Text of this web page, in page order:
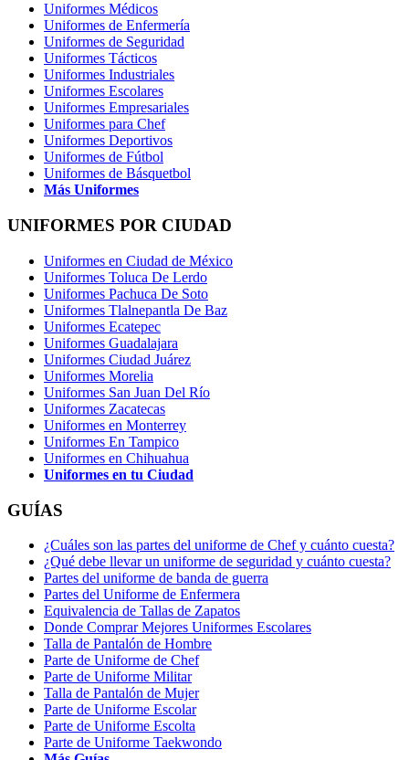
Uniformes Médicos
Uniformes de Enfermería
Uniformes de Seguridad
Uniformes Tácticos
Uniformes Industriales
Uniformes Escolares
Uniformes Empresariales
Uniformes para Chef
Uniformes Deportivos
Uniformes de Fútbol
Uniformes de Básquetbol
Más Uniformes
UNIFORMES POR CIUDAD
Uniformes en Ciudad de México
Uniformes Toluca De Lerdo
Uniformes Pachuca De Soto
Uniformes Tlalnepantla De Baz
Uniformes Ecatepec
Uniformes Guadalajara
Uniformes Ciudad Juárez
Uniformes Morelia
Uniformes San Juan Del Río
Uniformes Zacatecas
Uniformes en Monterrey
Uniformes En Tampico
Uniformes en Chihuahua
Uniformes en tu Ciudad
GUÍAS
¿Cuáles son las partes del uniforme de Chef y cuánto cuesta?
¿Qué debe llevar un uniforme de seguridad y cuánto cuesta?
Partes del uniforme de banda de guerra
Partes del Uniforme de Enfermera
Equivalencia de Tallas de Zapatos
Donde Comprar Mejores Uniformes Escolares
Talla de Pantalón de Hombre
Parte de Uniforme de Chef
Parte de Uniforme Militar
Talla de Pantalón de Mujer
Parte de Uniforme Escolar
Parte de Uniforme Escolta
Parte de Uniforme Taekwondo